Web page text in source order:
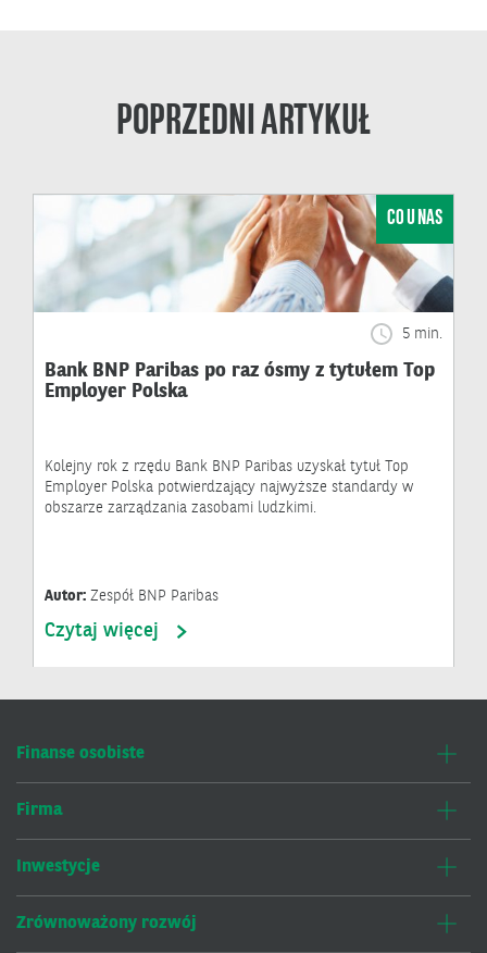
POPRZEDNI ARTYKUŁ
CO U NAS
5 min.
Bank BNP Paribas po raz ósmy z tytułem Top
Employer Polska
Kolejny rok z rzędu Bank BNP Paribas uzyskał tytuł Top
Employer Polska potwierdzający najwyższe standardy w
obszarze zarządzania zasobami ludzkimi.
Autor: Zespół BNP Paribas
Czytaj więcej
Finanse osobiste
Firma
Inwestycje
Zrównoważony rozwój